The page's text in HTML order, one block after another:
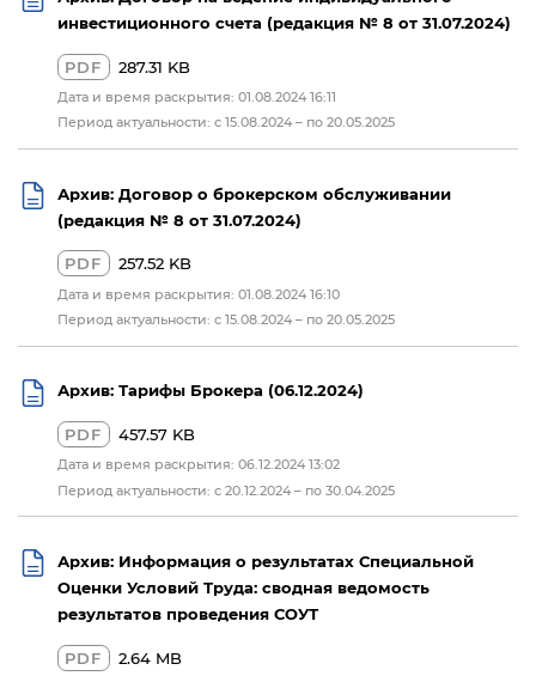
инвестиционного счета (редакция № 8 от 31.07.2024)
PDF 287.31 KB
Дата и время раскрытия: 01.08.2024 16:11
Период актуальности: с 15.08.2024 – по 20.05.2025
Архив: Договор о брокерском обслуживании
(редакция № 8 от 31.07.2024)
PDF 257.52 KB
Дата и время раскрытия: 01.08.2024 16:10
Период актуальности: с 15.08.2024 – по 20.05.2025
Архив: Тарифы Брокера (06.12.2024)
PDF 457.57 KB
Дата и время раскрытия: 06.12.2024 13:02
Период актуальности: с 20.12.2024 – по 30.04.2025
Архив: Информация о результатах Специальной
Оценки Условий Труда: сводная ведомость
результатов проведения СОУТ
PDF 2.64 MB